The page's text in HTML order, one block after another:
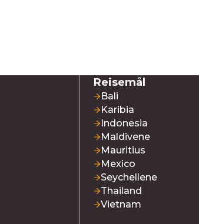
Reisemål
Bali
Karibia
Indonesia
Maldivene
Mauritius
Mexico
Seychellene
Thailand
Vietnam